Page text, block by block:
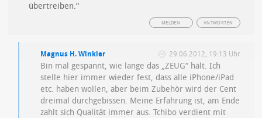
übertreiben.“
ANTWORTEN
MELDEN
Magnus H. Winkler 29.06.2012, 19:13 Uhr
Bin mal gespannt, wie lange das „ZEUG“ hält. Ich
stelle hier immer wieder fest, dass alle iPhone/iPad
etc. haben wollen, aber beim Zubehör wird der Cent
dreimal durchgebissen. Meine Erfahrung ist, am Ende
zahlt sich Qualität immer aus. Tchibo verdient mit